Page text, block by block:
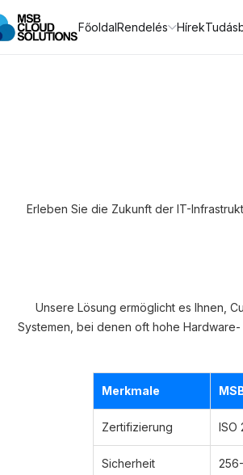
FőoldalRendelés Hírek
Erleben Sie die Zukunft der IT-
Unsere Lösung ermöglicht es Ihnen,
Systemen, bei denen oft hohe
Merkmale
Zertifizierung ISO
Sicherheit